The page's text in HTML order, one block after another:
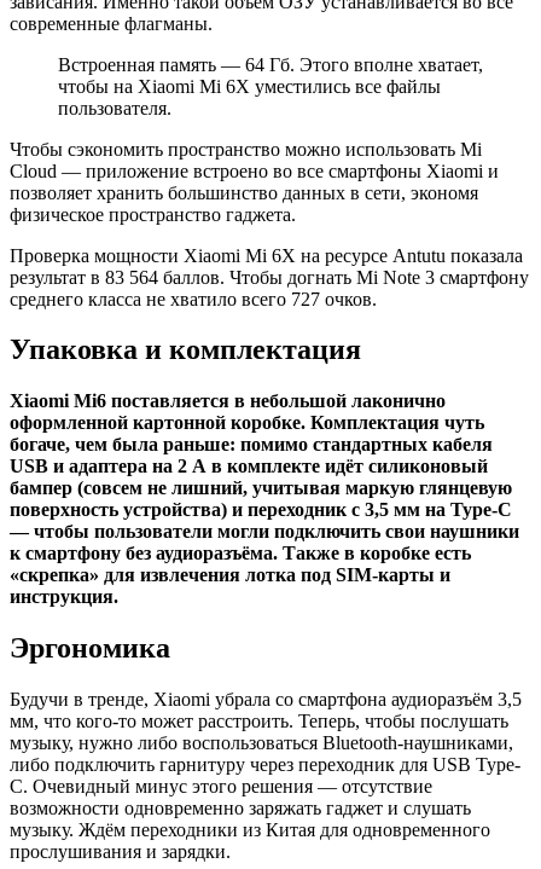
современные флагманы.
Встроенная память — 64 Гб. Этого вполне хватает,
чтобы на Xiaomi Mi 6X уместились все файлы
пользователя.
Чтобы сэкономить пространство можно использовать Mi
Cloud — приложение встроено во все смартфоны Xiaomi и
позволяет хранить большинство данных в сети, экономя
физическое пространство гаджета.
Проверка мощности Xiaomi Mi 6Х на ресурсе Antutu показала
результат в 83 564 баллов. Чтобы догнать Mi Note 3 смартфону
среднего класса не хватило всего 727 очков.
Упаковка и комплектация
Xiaomi Mi6 поставляется в небольшой лаконично
оформленной картонной коробке. Комплектация чуть
богаче, чем была раньше: помимо стандартных кабеля
USB и адаптера на 2 А в комплекте идёт силиконовый
бампер (совсем не лишний, учитывая маркую глянцевую
поверхность устройства) и переходник с 3,5 мм на Type-C
— чтобы пользователи могли подключить свои наушники
к смартфону без аудиоразъёма. Также в коробке есть
«скрепка» для извлечения лотка под SIM-карты и
инструкция.
Эргономика
Будучи в тренде, Xiaomi убрала со смартфона аудиоразъём 3,5
мм, что кого-то может расстроить. Теперь, чтобы послушать
музыку, нужно либо воспользоваться Bluetooth-наушниками,
либо подключить гарнитуру через переходник для USB Type-
C. Очевидный минус этого решения — отсутствие
возможности одновременно заряжать гаджет и слушать
музыку. Ждём переходники из Китая для одновременного
прослушивания и зарядки.